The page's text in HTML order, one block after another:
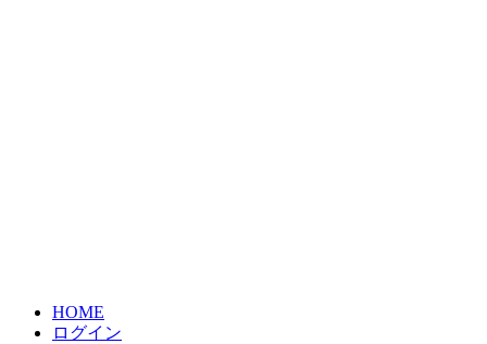
HOME
ログイン